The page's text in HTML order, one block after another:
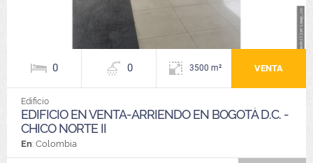
0 0 3500 m² VENTA
Edificio
EDIFICIO EN VENTA-ARRIENDO EN BOGOTÁ D.C. -
CHICO NORTE II
En: Colombia